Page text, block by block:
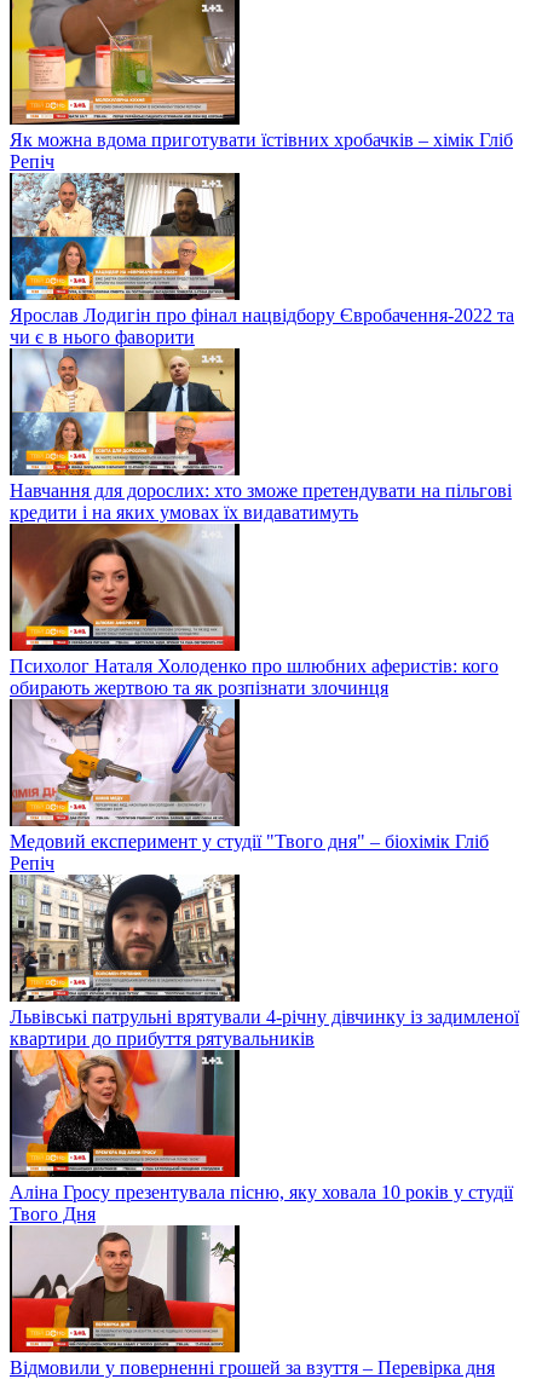
Як можна вдома приготувати їстівних хробачків – хімік Гліб
Репіч
Ярослав Лодигін про фінал нацвідбору Євробачення-2022 та
чи є в нього фаворити
Навчання для дорослих: хто зможе претендувати на пільгові
кредити і на яких умовах їх видаватимуть
Психолог Наталя Холоденко про шлюбних аферистів: кого
обирають жертвою та як розпізнати злочинця
Медовий експеримент у студії "Твого дня" – біохімік Гліб
Репіч
Львівські патрульні врятували 4-річну дівчинку із задимленої
квартири до прибуття рятувальників
Аліна Гросу презентувала пісню, яку ховала 10 років у студії
Твого Дня
Відмовили у поверненні грошей за взуття – Перевірка дня